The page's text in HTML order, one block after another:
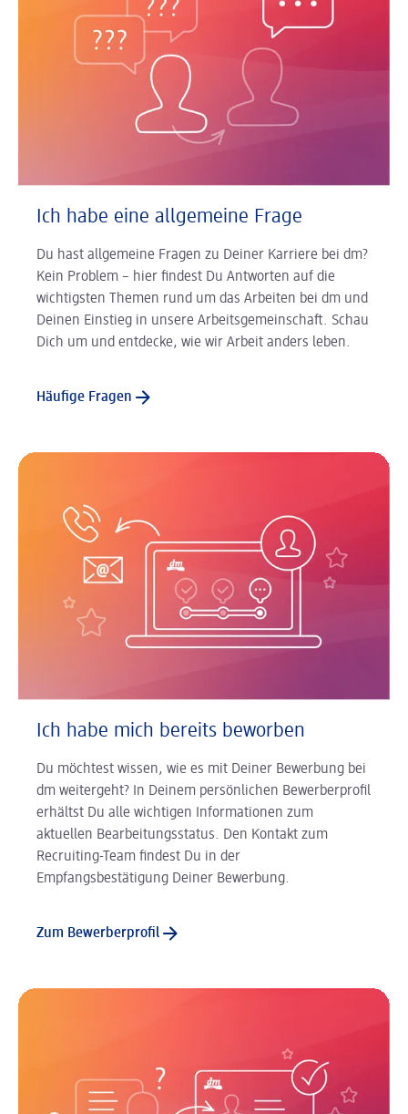
Ich habe eine allgemeine Frage
Du hast allgemeine Fragen zu Deiner Karriere bei dm?
Kein Problem – hier findest Du Antworten auf die
wichtigsten Themen rund um das Arbeiten bei dm und
Deinen Einstieg in unsere Arbeitsgemeinschaft. Schau
Dich um und entdecke, wie wir Arbeit anders leben.
Häufige Fragen
Ich habe mich bereits beworben
Du möchtest wissen, wie es mit Deiner Bewerbung bei
dm weitergeht? In Deinem persönlichen Bewerberprofil
erhältst Du alle wichtigen Informationen zum
aktuellen Bearbeitungsstatus. Den Kontakt zum
Recruiting-Team findest Du in der
Empfangsbestätigung Deiner Bewerbung.
Zum Bewerberprofil